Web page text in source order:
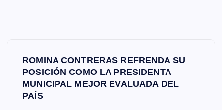
ROMINA CONTRERAS REFRENDA SU
POSICIÓN COMO LA PRESIDENTA
MUNICIPAL MEJOR EVALUADA DEL
PAÍS